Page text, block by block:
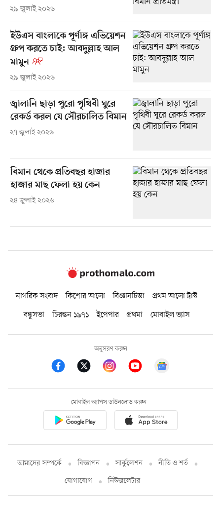
২৯ জুলাই ২০২৬
ইউএস বাংলাকে পূর্ণাঙ্গ এভিয়েশন
গ্রুপ করতে চাই: আবদুল্লাহ আল
মামুন
২৯ জুলাই ২০২৬
জ্বালানি ছাড়া পুরো পৃথিবী ঘুরে
রেকর্ড করল যে সৌরচালিত বিমান
২৭ জুলাই ২০২৬
বিমান থেকে প্রতিবছর হাজার
হাজার মাছ ফেলা হয় কেন
২৪ জুলাই ২০২৬
নাগরিক সংবাদ কিশোর আলো বিজ্ঞানচিন্তা
প্রথম আলো ট্রাস্ট
বন্ধুসভা
চিরন্তন ১৯৭১ ইপেপার প্রথমা মোবাইল ভ্যাস
অনুসরণ করুন
মোবাইল অ্যাপস ডাউনলোড করুন
আমাদের সম্পর্কে বিজ্ঞাপন সার্কুলেশন
নীতি ও শর্ত
যোগাযোগ
নিউজলেটার